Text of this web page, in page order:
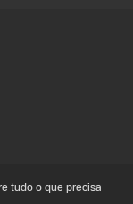
tudo o que precisa